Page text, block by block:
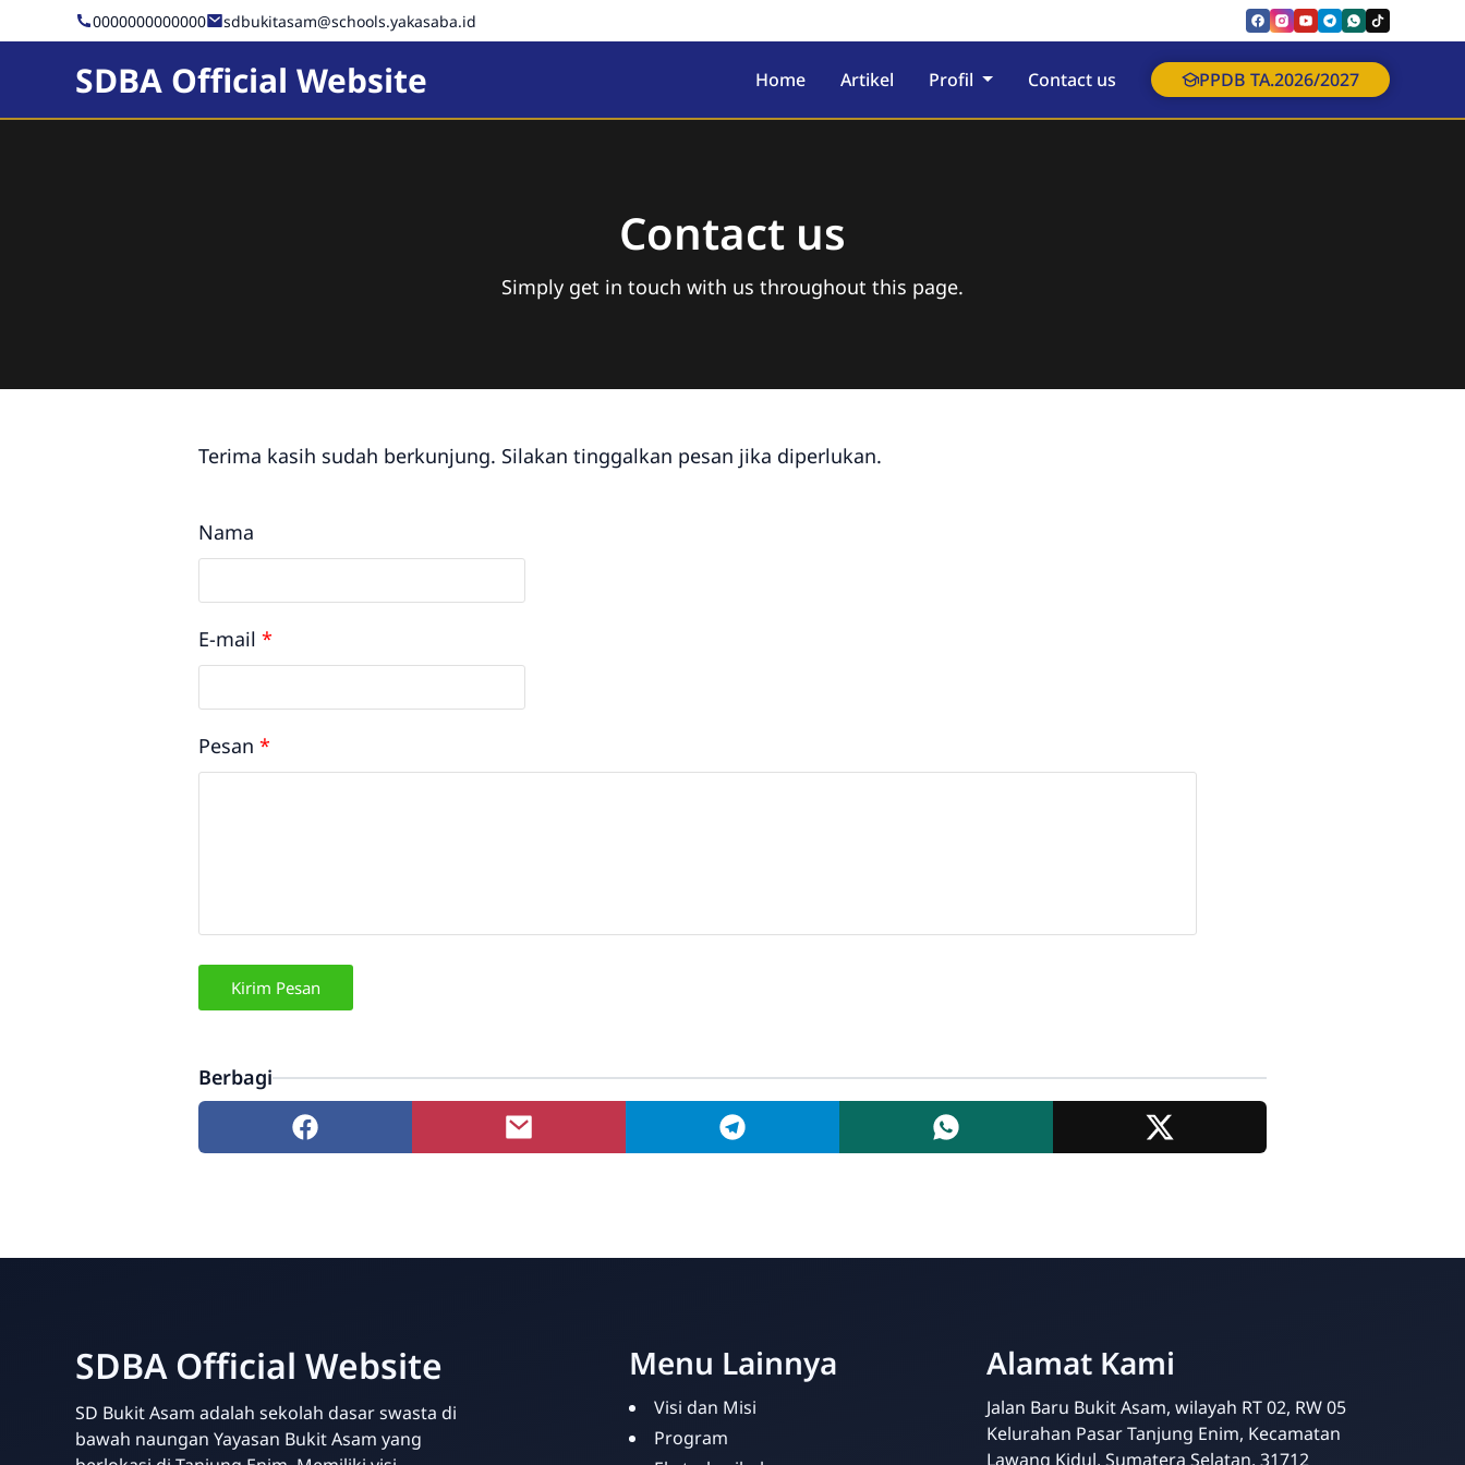
0000000000000 sdbukitasam@schools.yakasaba.id
SDBA Official Website Home Artikel Profil Contact us PPDB TA.2026/2027
Admin SDBA
Online
Contact us
Simply get in touch with us throughout this page.
Terima kasih sudah berkunjung. Silakan tinggalkan pesan jika diperlukan.
Nama
E-mail *
Pesan *
Berbagi
SDBA Official Website
SD Bukit Asam adalah sekolah dasar swasta di
bawah naungan Yayasan Bukit Asam yang
Menu Lainnya
Visi dan Misi
Program
Alamat Kami
Jalan Baru Bukit Asam, wilayah RT 02, RW 05
Kelurahan Pasar Tanjung Enim, Kecamatan
Lawang Kidul, Sumatera Selatan. 31712